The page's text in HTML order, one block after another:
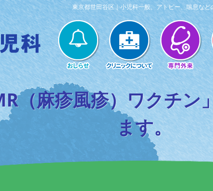
東京都世田谷区｜小児科一般、アトピー、喘息な
（麻疹風疹）ワクチン
ます。